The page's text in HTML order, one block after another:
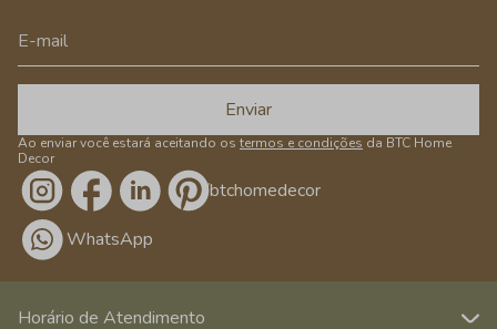
Enviar
Ao enviar você estará aceitando os termos e condições da BTC Home
Decor
/btchomedecor
WhatsApp
Horário de Atendimento